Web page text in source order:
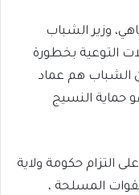
وزير الشباب
التوعية بخطورة
الشباب هم عماد
حماية النسيج
التزام حكومة ولاية
المسلحة ،